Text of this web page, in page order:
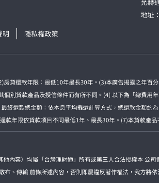
允赫
地址：
明 隱私權政策
貸還款年限：最低10年最長30年。(3)本廣告揭露之年
別貸款產品及授信條件而有所不同。(4) 以下為「總費
終還款總金額：依本息平均攤還計算方式，總還款金額
年限依貸款項目不同最低1年、最長30年。(7)本貸款產
內容）均屬「台灣理財通」所有或第三人合法授權本 公司
、傳輸 前條所述內容，否則即屬違反著作權法，我方將